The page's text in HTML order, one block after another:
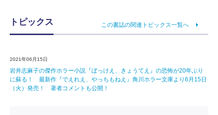
トピックス この書誌の関連トピックス一覧へ
2021年06月15日
岩井志麻子の傑作ホラー小説『ぼっけえ、きょうてえ』の恐怖が20年ぶり
に蘇る！ 最新作『でえれえ、やっちもねえ』角川ホラー文庫より6月15日
（火）発売！ 著者コメントも公開！